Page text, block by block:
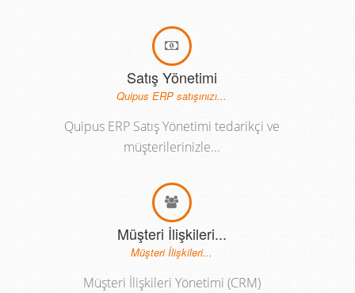
Satış Yönetimi
Quipus ERP satışınızı...
Quipus ERP Satış Yönetimi tedarikçi ve
müşterilerinizle...
Müşteri İlişkileri...
Müşteri İlişkileri...
Müşteri İlişkileri Yönetimi (CRM)